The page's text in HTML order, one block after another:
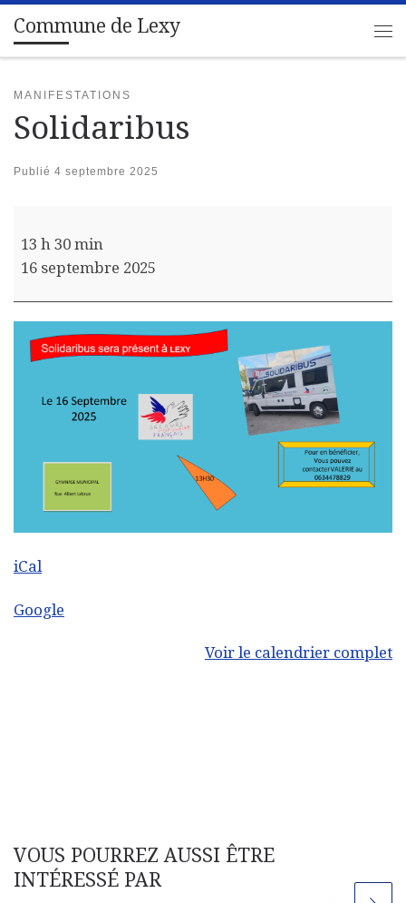
Passer au contenu
Commune de Lexy
MANIFESTATIONS
Solidaribus
Publié 4 septembre 2025
13 h 30 min
16 septembre 2025
iCal
Google
Voir le calendrier complet
VOUS POURREZ AUSSI ÊTRE
INTÉRESSÉ PAR